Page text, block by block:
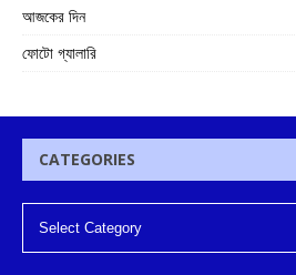
আজকের দিন
ফোটো গ্যালারি
CATEGORIES